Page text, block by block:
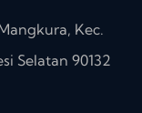
Kec.
Selatan 90132